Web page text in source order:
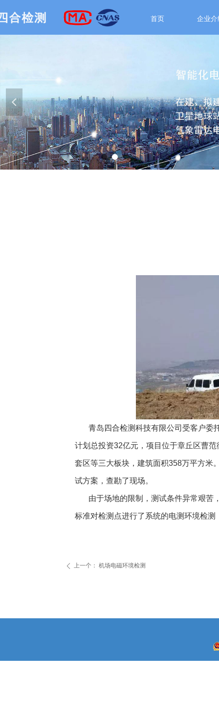
首页 企业介
넳
ꄴ 上一个： 机场电磁环境检测
青岛四合检测科技有限公司受客户委
计划总投资32亿元，项目位于章丘区曹
套区等三大板块，建筑面积358万平方米
试方案，查勘了现场。
由于场地的限制，测试条件异常艰苦
标准对检测点进行了系统的电测环境检